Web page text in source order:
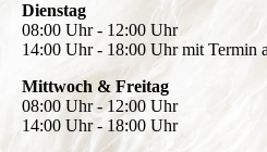
Dienstag
08:00 Uhr - 12:00 Uhr
14:00 Uhr - 18:00 Uhr mit Termin
Mittwoch & Freitag
08:00 Uhr - 12:00 Uhr
14:00 Uhr - 18:00 Uhr